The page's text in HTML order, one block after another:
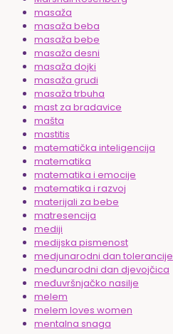
masaža
masaža beba
masaža bebe
masaža desni
masaža dojki
masaža grudi
masaža trbuha
mast za bradavice
mašta
mastitis
matematička inteligencija
matematika
matematika i emocije
matematika i razvoj
materijali za bebe
matresencija
mediji
medijska pismenost
medjunarodni dan tolerancije
međunarodni dan djevojčica
međuvršnjačko nasilje
melem
melem loves women
mentalna snaga